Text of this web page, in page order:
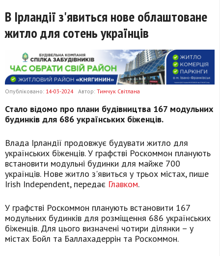
В Ірландії з'явиться нове облаштоване
житло для сотень українців
Опубліковано: 14-03-2024 Автор: Тимчук Світлана
Стало відомо про плани будівництва 167 модульних
будинків для 686 українських біженців.
Влада Ірландії продовжує будувати житло для
українських біженців. У графстві Роскоммон планують
встановити модульні будинки для майже 700
українців. Нове житло з'явиться у трьох містах, пише
Irish Independent, передає Главком.
У графстві Роскоммон планують встановити 167
модульних будинків для розміщення 686 українських
біженців. Для цього визначені чотири ділянки – у
містах Бойл та Баллахадеррін та Роскоммон.